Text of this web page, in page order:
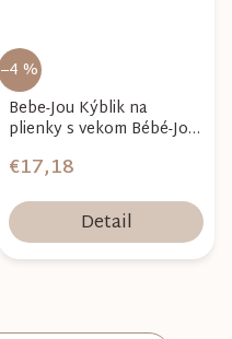
–4 %
Bebe-Jou Kýblik na
plienky s vekom Bébé-Jou
€17,18
Detail